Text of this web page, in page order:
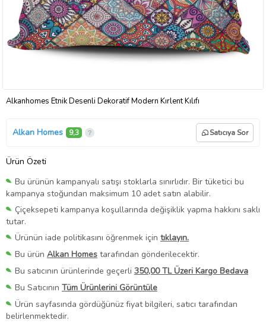
Alkanhomes Etnik Desenli Dekoratif Modern Kırlent Kılıfı
Alkan Homes 9,3 Satıcıya Sor
Ürün Özeti
Bu ürünün kampanyalı satışı stoklarla sınırlıdır. Bir tüketici bu
kampanya stoğundan maksimum 10 adet satın alabilir.
Çiçeksepeti kampanya koşullarında değişiklik yapma hakkını saklı
tutar.
Ürünün iade politikasını öğrenmek için tıklayın.
Bu ürün Alkan Homes tarafından gönderilecektir.
Bu satıcının ürünlerinde geçerli 350,00 TL Üzeri Kargo Bedava
Bu Satıcının Tüm Ürünlerini Görüntüle
Ürün sayfasında gördüğünüz fiyat bilgileri, satıcı tarafından
belirlenmektedir.